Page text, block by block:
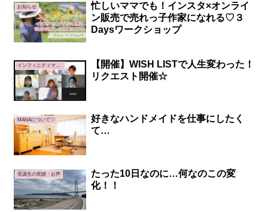
お知らせ
忙しいママでも！インスタ×オンライ
ン販売で売れっ子作家になれる♡３
Daysワークショップ
インフィニティマインド講座∞
【開催】WISH LISTで人生変わった！
リクエスト開催☆
MANAについて♡
好きなハンドメイドを仕事にしたく
て…
受講生の実績・お声
たった10日なのに…何なのこの変
化！！